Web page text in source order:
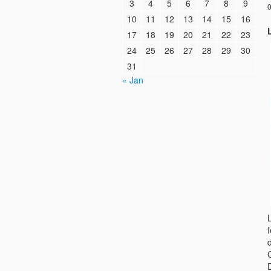
3
4 5 6 7 8
9
10
11 12 13 14 15
16
17
18 19 20 21 22
23
24
25 26 27 28 29
30
31
« Jan